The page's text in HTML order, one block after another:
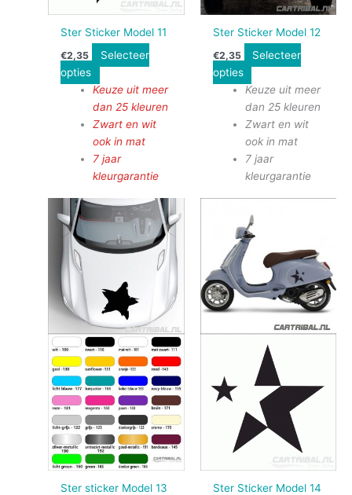
Ster Sticker Model 11
€2,35
Selecteer
opties
Keuze uit meer
dan 25 kleuren
Zwart en wit
ook in mat
7 jaar
kleurgarantie
Ster Sticker Model 12
€2,35
Selecteer
opties
Keuze uit meer
dan 25 kleuren
Zwart en wit
ook in mat
7 jaar
kleurgarantie
Ster sticker Model 13 Ster Sticker Model 14